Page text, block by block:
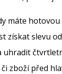
máte
získat slevu
uhradit
zboží před